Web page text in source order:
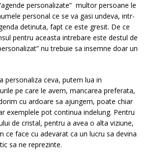
agende personalizate” multor persoane le
personal ce se va gasi undeva, intr-
detinuta, fapt ce este gresit. De ce
pentru aceasta intrebare este destul de
nu trebuie sa insemne doar un
personaliza ceva, putem lua in
pe care le avem, mancarea preferata,
cu ardoare sa ajungem, poate chiar
exemplele pot continua indelung. Pentru
de cristal, pentru a avea o alta viziune,
ce face cu adevarat ca un lucru sa devina
sa ne reprezinte.